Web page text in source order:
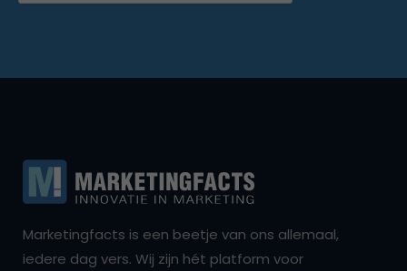
Marketingfacts is een beetje van ons allemaal,
iedere dag vers. Wij zijn hét platform voor